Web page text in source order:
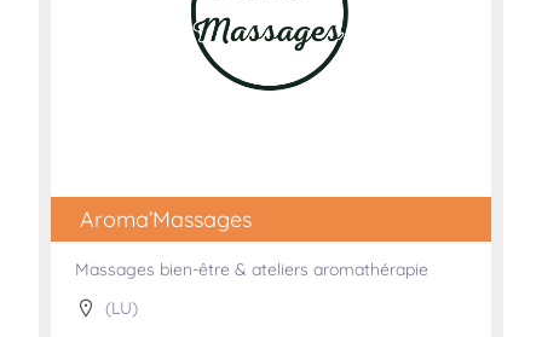
Aroma’Massages
Massages bien-être & ateliers aromathérapie
(LU)